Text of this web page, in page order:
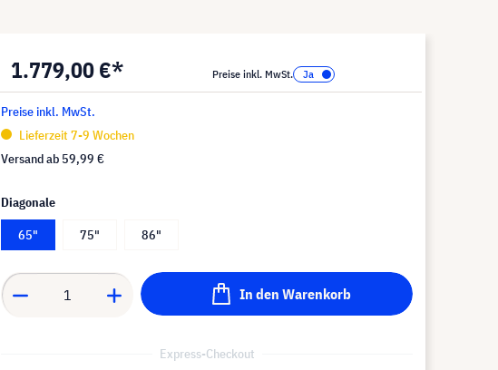
1.779,00 €* Preise inkl. MwSt.
Preise inkl. MwSt.
Lieferzeit 7-9 Wochen
Versand ab 59,99 €
Diagonale
65"
75" 86"
In den Warenkorb
Express-Checkout